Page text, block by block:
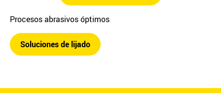
Procesos abrasivos óptimos
Soluciones de lijado